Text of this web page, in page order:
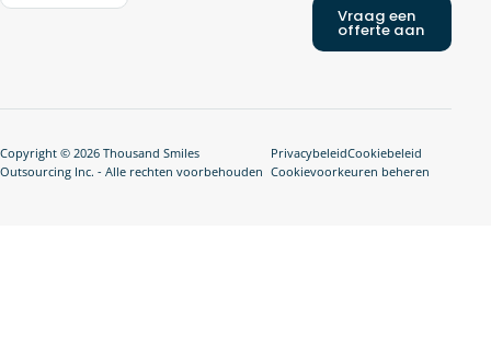
Vraag een
offerte aan
Copyright © 2026 Thousand Smiles
Outsourcing Inc. - Alle rechten voorbehouden
PrivacybeleidCookiebeleid
Cookievoorkeuren beheren